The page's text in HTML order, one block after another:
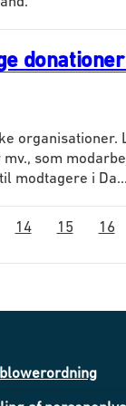
organisationer.
som
modtagere i Da...
14 15 16